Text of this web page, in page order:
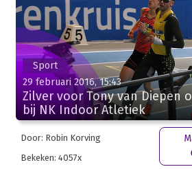
Sport
29 februari 2016, 15:43
Zilver voor Tony van Diepen
bij NK Indoor Atletiek
Door: Robin Korving
Bekeken: 4057x